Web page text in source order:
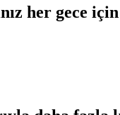
her gece